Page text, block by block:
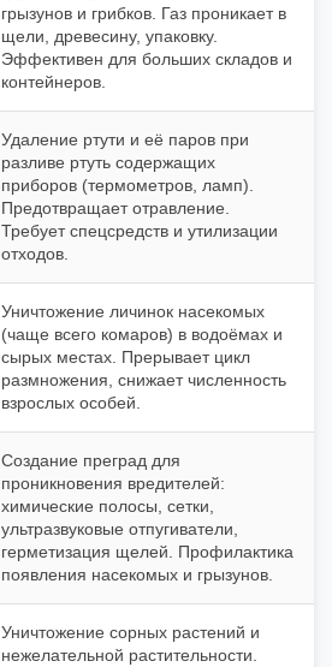
грызунов и грибков. Газ проникает в
щели, древесину, упаковку.
Эффективен для больших складов и
контейнеров.
Удаление ртути и её паров при
разливе ртуть содержащих
приборов (термометров, ламп).
Предотвращает отравление.
Требует спецсредств и утилизации
отходов.
Уничтожение личинок насекомых
(чаще всего комаров) в водоёмах и
сырых местах. Прерывает цикл
размножения, снижает численность
взрослых особей.
Создание преград для
проникновения вредителей:
химические полосы, сетки,
ультразвуковые отпугиватели,
герметизация щелей. Профилактика
появления насекомых и грызунов.
Уничтожение сорных растений и
нежелательной растительности.